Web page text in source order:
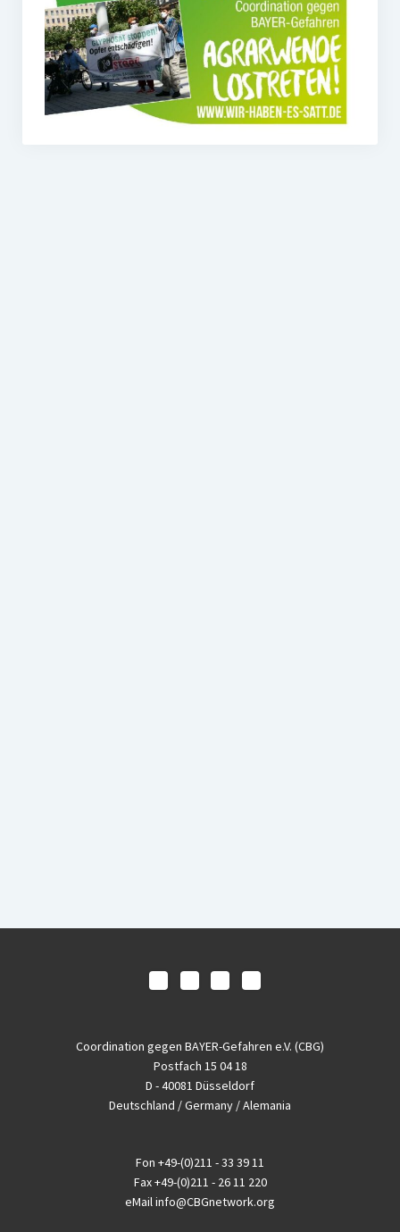
Coordination gegen BAYER-Gefahren e.V. (CBG)
Postfach 15 04 18
D - 40081 Düsseldorf
Deutschland / Germany / Alemania
Fon +49-(0)211 - 33 39 11
Fax+49-(0)211 - 26 11 220
eMailinfo@CBGnetwork.org